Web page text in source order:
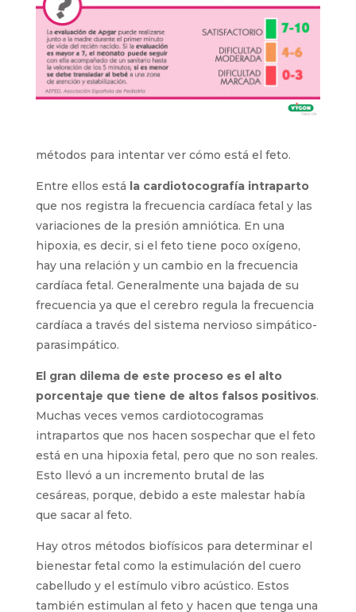
métodos para intentar ver cómo está el feto.
Entre ellos está la cardiotocografía intraparto
que nos registra la frecuencia cardíaca fetal y las
variaciones de la presión amniótica. En una
hipoxia, es decir, si el feto tiene poco oxígeno,
hay una relación y un cambio en la frecuencia
cardíaca fetal. Generalmente una bajada de su
frecuencia ya que el cerebro regula la frecuencia
cardíaca a través del sistema nervioso simpático-
parasimpático.
El gran dilema de este proceso es el alto
porcentaje que tiene de altos falsos positivos.
Muchas veces vemos cardiotocogramas
intrapartos que nos hacen sospechar que el feto
está en una hipoxia fetal, pero que no son reales.
Esto llevó a un incremento brutal de las
cesáreas, porque, debido a este malestar había
que sacar al feto.
Hay otros métodos biofísicos para determinar el
bienestar fetal como la estimulación del cuero
cabelludo y el estímulo vibro acústico. Estos
también estimulan al feto y hacen que tenga una